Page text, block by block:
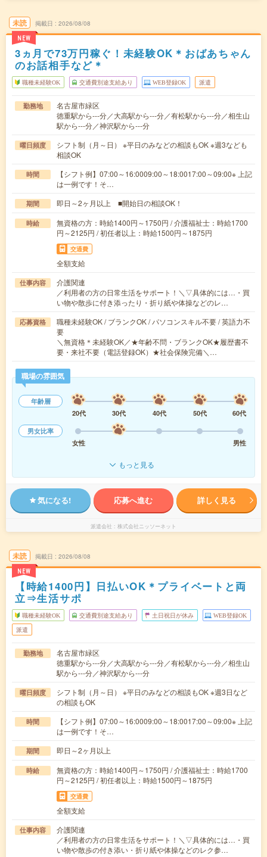
未読
NEW
掲載日 2026/08/08
3ヵ月で73万円稼ぐ！未経験OK＊おばあちゃん
のお話相手など＊
職種未経験OK 交通費別途支給あり WEB登録OK 派遣
勤務地
名古屋市緑区
徳重駅から---分／大高駅から---分／有松駅から---分／相生山
駅から---分／神沢駅から---分
曜日頻度
シフト制（月～日） ※平日のみなどの相談もOK ※週3なども
相談OK
時間
【シフト例】07:00～16:0009:00～18:0017:00～09:00※ 上記
は一例です！そ…
期間 即日～2ヶ月以上 ■開始日の相談OK！
時給
無資格の方：時給1400円～1750円 / 介護福祉士：時給1700
円～2125円 / 初任者以上：時給1500円～1875円
交通費
全額支給
仕事内容
介護関連
／利用者の方の日常生活をサポート！＼▽具体的には…・買
い物や散歩に付き添ったり・折り紙や体操などのレ…
応募資格
職種未経験OK / ブランクOK / パソコンスキル不要 / 英語力不
要
＼無資格＊未経験OK／★年齢不問・ブランクOK★履歴書不
要・来社不要（電話登録OK）★社会保険完備＼…
職場の雰囲気
年齢層
20代
30代 40代 50代
60代
男女比率
女性
男性
もっと見る
気になる! 応募へ進む 詳しく見る
派遣会社 株式会社ニッソーネット
未読
NEW
掲載日 2026/08/08
【時給1400円】日払いOK＊プライベートと両
立⇒生活サポ
職種未経験OK 交通費別途支給あり 土日祝日が休み WEB登録OK
派遣
勤務地
名古屋市緑区
徳重駅から---分／大高駅から---分／有松駅から---分／相生山
駅から---分／神沢駅から---分
曜日頻度
シフト制（月～日） ※平日のみなどの相談もOK ※週3日など
の相談もOK
時間
【シフト例】07:00～16:0009:00～18:0017:00～09:00※ 上記
は一例です！そ…
期間 即日～2ヶ月以上
時給
無資格の方：時給1400円～1750円 / 介護福祉士：時給1700
円～2125円 / 初任者以上：時給1500円～1875円
交通費
全額支給
仕事内容
介護関連
／利用者の方の日常生活をサポート！＼▽具体的には…・買
い物や散歩の付き添い・折り紙や体操などのレク参…